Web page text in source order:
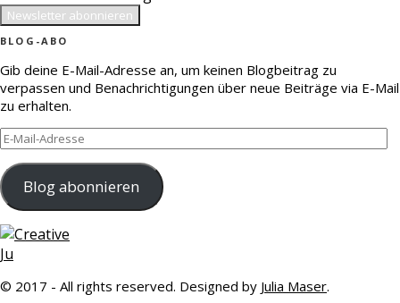
BLOG-ABO
Gib deine E-Mail-Adresse an, um keinen Blogbeitrag zu
verpassen und Benachrichtigungen über neue Beiträge via E-Mail
zu erhalten.
E-
Mail-
Adresse
Blog abonnieren
© 2017 - All rights reserved. Designed by Julia Maser.